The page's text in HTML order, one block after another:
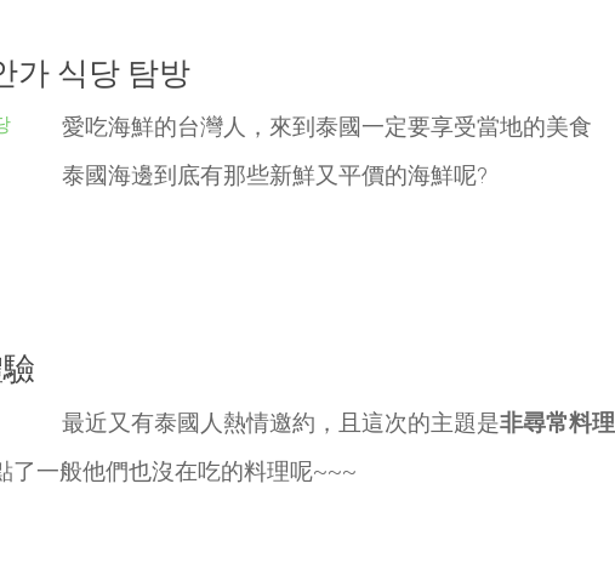
가 식당 탐방
愛吃海鮮的台灣人，來到泰國一定要享受當地的美食
泰國海邊到底有那些新鮮又平價的海鮮呢?
最近又有泰國人熱情邀約，且這次的主題是非尋常料理
了一般他們也沒在吃的料理呢~~~